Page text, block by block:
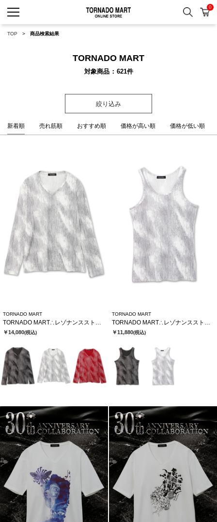
検索 カ
0
TOP 商品検索結果
TORNADO MART
対象商品 621件
絞り込み
新着順 売れ筋順 おすすめ順 価格が高い順 価格が低い順
TORNADO MART
￥14,080(税込)
TORNADO MART
￥11,880(税込)